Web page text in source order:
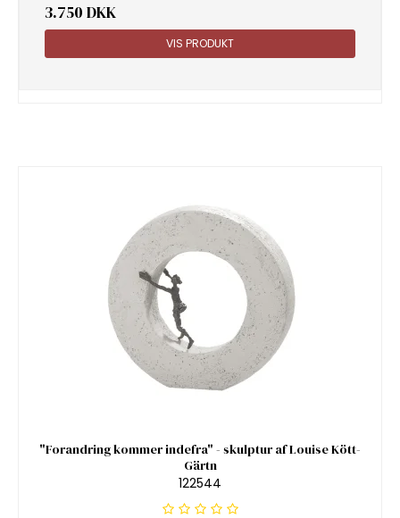
3.750 DKK
VIS PRODUKT
"Forandring kommer indefra" - skulptur af Louise Kött-
Gärtn
122544